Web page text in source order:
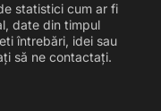
statistici cum ar fi
date din timpul
întrebări, idei sau
să ne contactați.